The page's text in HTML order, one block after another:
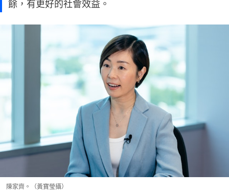
餘，有更好的社會效益。
陳家齊。（黃寶瑩攝）